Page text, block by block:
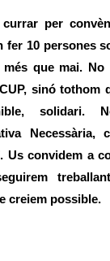
per
10 persones
que mai. No
sinó tothom
solidari.
Necessària,
Us convidem a
creiem possible.